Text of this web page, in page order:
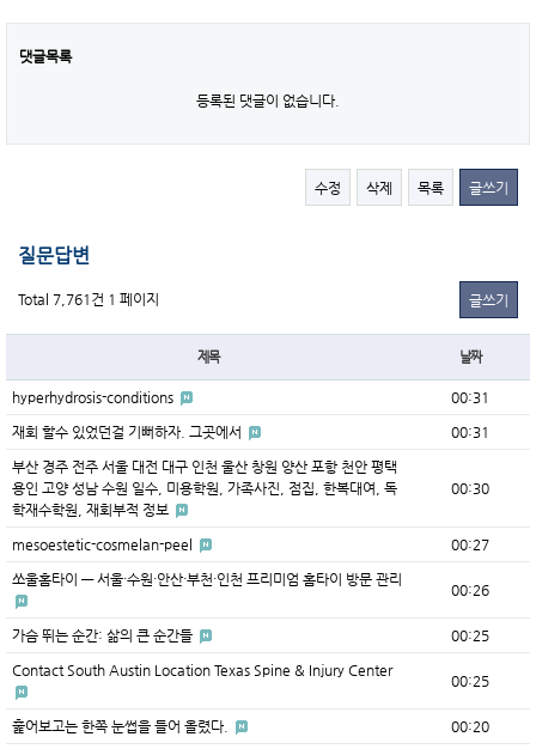
댓글목록
등록된 댓글이 없습니다.
수정 삭제 목록 글쓰기
질문답변
Total 7,761건 1 페이지 글쓰기
제목 날짜
hyperhydrosis-conditions 00:31
재회 할수 있었던걸 기뻐하자. 그곳에서 00:31
부산 경주 전주 서울 대전 대구 인천 울산 창원 양산 포항 천안 평택
용인 고양 성남 수원 일수, 미용학원, 가족사진, 점집, 한복대여, 독
학재수학원, 재회부적 정보
00:30
mesoestetic-cosmelan-peel 00:27
쏘울홈타이 — 서울·수원·안산·부천·인천 프리미엄 홈타이 방문 관리
00:26
가슴 뛰는 순간: 삶의 큰 순간들 00:25
Contact South Austin Location Texas Spine & Injury Center
00:25
훑어보고는 한쪽 눈썹을 들어 올렸다. 00:20